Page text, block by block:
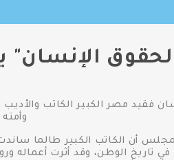
الإنسان"
فقيد مصر الكبير الكاتب
أن الكاتب الكبير طالما ساندت
تاريخ الوطن، وقد أثرت أعماله